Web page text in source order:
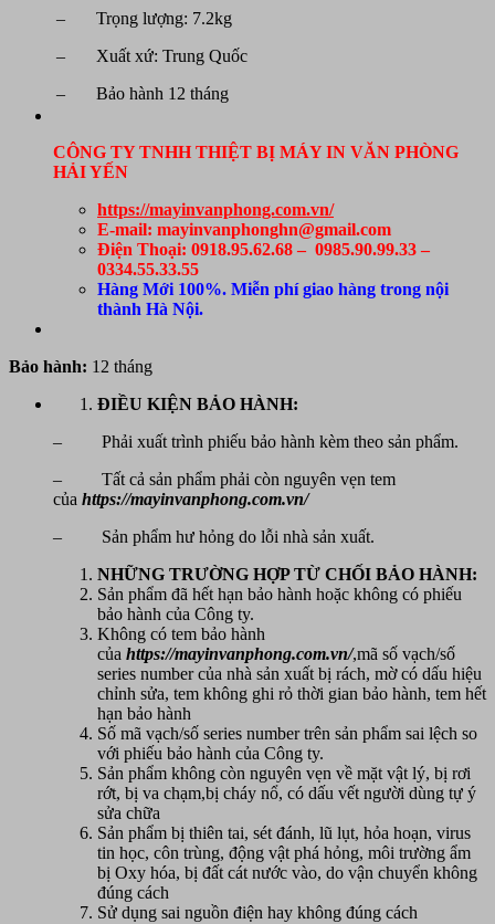
– Trọng lượng: 7.2kg
– Xuất xứ: Trung Quốc
– Bảo hành 12 tháng
CÔNG TY TNHH THIỆT BỊ MÁY IN VĂN PHÒNG
HẢI YẾN
https://mayinvanphong.com.vn/
E-mail: mayinvanphonghn@gmail.com
Điện Thoại: 0918.95.62.68 – 0985.90.99.33 –
0334.55.33.55
Hàng Mới 100%. Miễn phí giao hàng trong nội
thành Hà Nội.
Bảo hành: 12 tháng
ĐIỀU KIỆN BẢO HÀNH:
– Phải xuất trình phiếu bảo hành kèm theo sản phẩm.
– Tất cả sản phẩm phải còn nguyên vẹn tem
của https://mayinvanphong.com.vn/
– Sản phẩm hư hỏng do lỗi nhà sản xuất.
NHỮNG TRƯỜNG HỢP TỪ CHỐI BẢO HÀNH:
Sản phẩm đã hết hạn bảo hành hoặc không có phiếu
bảo hành của Công ty.
Không có tem bảo hành
của https://mayinvanphong.com.vn/,mã số vạch/số
series number của nhà sản xuất bị rách, mờ có dấu hiệu
chỉnh sửa, tem không ghi rỏ thời gian bảo hành, tem hết
hạn bảo hành
Số mã vạch/số series number trên sản phẩm sai lệch so
với phiếu bảo hành của Công ty.
Sản phẩm không còn nguyên vẹn về mặt vật lý, bị rơi
rớt, bị va chạm,bị cháy nổ, có dấu vết người dùng tự ý
sửa chữa
Sản phẩm bị thiên tai, sét đánh, lũ lụt, hỏa hoạn, virus
tin học, côn trùng, động vật phá hỏng, môi trường ẩm
bị Oxy hóa, bị đất cát nước vào, do vận chuyển không
đúng cách
Sử dụng sai nguồn điện hay không đúng cách